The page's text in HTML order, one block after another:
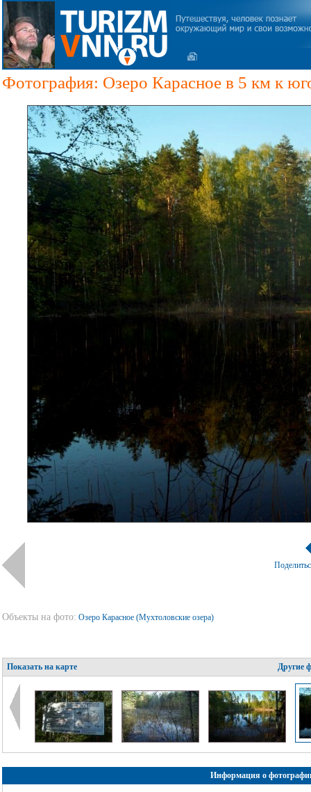
Фотография: Озеро Карасное в 5 км к
Объекты на фото: Озеро Карасное (Мухтоловские озера)
Показать на карте Другие
Информация о